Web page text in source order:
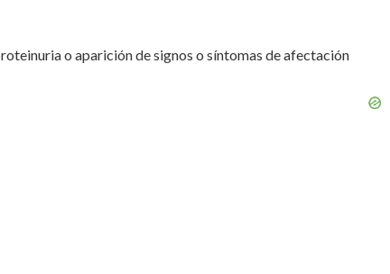
o aparición de signos o síntomas de afectación